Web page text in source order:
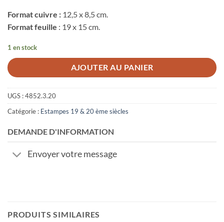
Format cuivre : 12,5 x 8,5 cm.
Format feuille : 19 x 15 cm.
1 en stock
AJOUTER AU PANIER
UGS :4852.3.20
Catégorie : Estampes 19 & 20 ème siècles
DEMANDE D'INFORMATION
Envoyer votre message
PRODUITS SIMILAIRES